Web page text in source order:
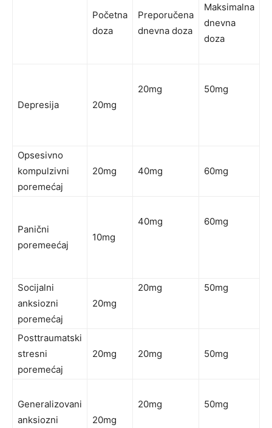
Početna
doza
Preporučena
dnevna doza
Maksimalna
dnevna
doza
Depresija 20mg
20mg 50mg
Opsesivno
kompulzivni
poremećaj
20mg 40mg 60mg
Panični
poremeećaj
10mg
40mg 60mg
Socijalni
anksiozni
poremećaj
20mg
20mg 50mg
Posttraumatski
stresni
poremećaj
20mg 20mg 50mg
Generalizovani
anksiozni
20mg
20mg 50mg